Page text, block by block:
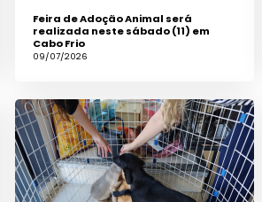
Feira de Adoção Animal será
realizada neste sábado (11) em
Cabo Frio
09/07/2026